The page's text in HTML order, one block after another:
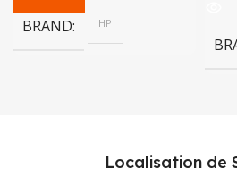
BRAND HP
Localisation de